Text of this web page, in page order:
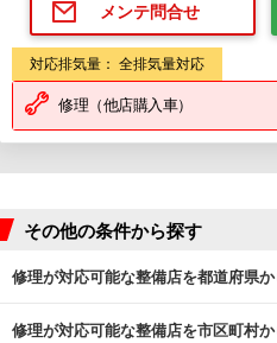
メンテ問合せ
対応排気量： 全排気量対応
修理（他店購入車）
その他の条件から探す
修理が対応可能な整備店を都道府県
修理が対応可能な整備店を市区町村